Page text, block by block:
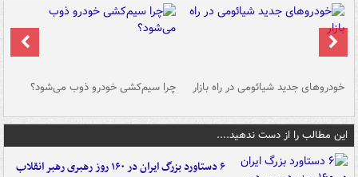
خودروهای جدید شیائومی در راه بازار چرا سیم‌کشی خودرو ذوب می‌شود؟
این مطالب را از دست ندهید....
۶ دستاورد بزرگ ایران در ۱۶۰ روز رهبری رهبر انقلاب